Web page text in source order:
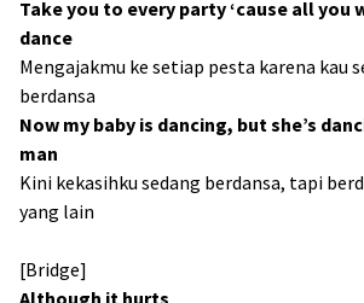
Take you to every party ‘cause all you
dance
Mengajakmu ke setiap pesta karena kau
berdansa
Now my baby is dancing, but she’s
man
Kini kekasihku sedang berdansa, tapi
yang lain
[Bridge]
Although it hurts